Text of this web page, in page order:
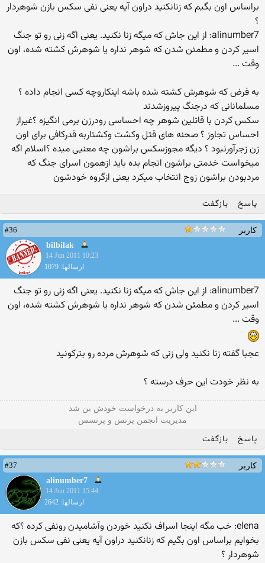
براساس اون بگیم که زنانکنید دراون آیه یعنی نفی سکس بازن شوهردار
؟
alinumber7: از این جاش كه میگه زنا نكنید. یعنی اگه زنی رو تو جنگ
اسیر كردن و مطمئن شدن كه شوهر نداره یا شوهرش كشته شده، اون
وقت ...
به فرض که شوهرش کشته شده باشه اینکاروچه کسی انجام داده ؟
مسلمانانی که درجنگ پیروزشدند
سکس کردن با قاتلین شوهر چه احساسی رودرزن برمی انگیزه ؟غیراز
احساس تجاوز ؟ صحنه های قتل وکشت وکشتاربه قدرکافی برای اون
زن زجرآورنبود ؟ دیگه مجوزسکس براشون چه معنیی میده ؟اسلام اگه
میخواست خدمتی براشون انجام بده باید ازهمون اسرای جنگ که
مردبودن براشون زوج انتخاب میکرد یعنی ازگروه خودشون
پاسخ بازگفت
کاربر
#36
bilbilak
14 Jun 2011 10:23
ارسالها: 1079
alinumber7: از این جاش كه میگه زنا نكنید. یعنی اگه زنی رو تو جنگ
اسیر كردن و مطمئن شدن كه شوهر نداره یا شوهرش كشته شده، اون
وقت ...
عجبا گفته زنا نکنید ولی زنی که شوهرش مرده رو بترکونید
به نظر خودت این حرف درسته ؟
این كاربر به درخواست خودش بن شد
مدیریت انجمن پرنس و پرنسس
پاسخ بازگفت
کاربر
#37
alinumber7
14 Jun 2011 15:44
ارسالها: 2642
elena: خب مگه اینجا اسراف نکنید خوردن وآشامیدن رونفی کرده ؟که
بخوایم براساس اون بگیم که زنانکنید دراون آیه یعنی نفی سکس بازن
شوهردار ؟